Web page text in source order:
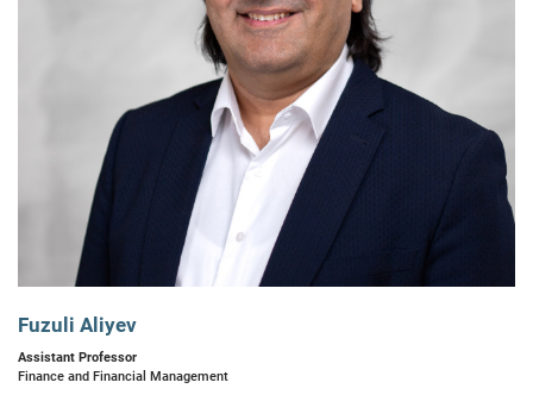
Fuzuli Aliyev
Assistant Professor
Finance and Financial Management